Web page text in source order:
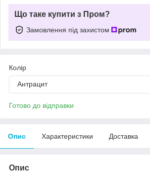
Що таке купити з Пром?
Замовлення під захистом
Колір
Антрацит
Готово до відправки
Опис Характеристики Доставка
Опис